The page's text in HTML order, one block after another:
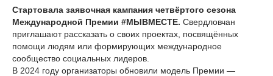
Стартовала заявочная кампания четвёртого сезона
Международной Премии #МЫВМЕСТЕ. Свердловчан
приглашают рассказать о своих проектах, посвящённых
помощи людям или формирующих международное
сообщество социальных лидеров.
В 2024 году организаторы обновили модель Премии —